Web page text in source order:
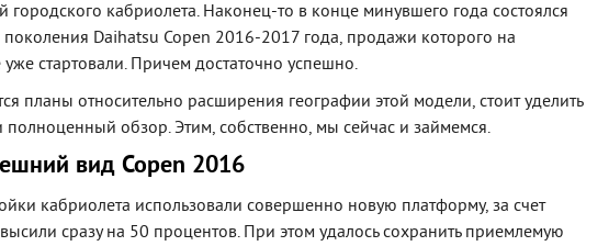
городского кабриолета. Наконец-то в конце минувшего года состоялся
Daihatsu Copen 2016-2017 года, продажи которого на
стартовали. Причем достаточно успешно.
планы относительно расширения географии этой модели, стоит уделить
обзор. Этим, собственно, мы сейчас и займемся.
вид Copen 2016
кабриолета использовали совершенно новую платформу, за счет
сразу на 50 процентов. При этом удалось сохранить приемлемую